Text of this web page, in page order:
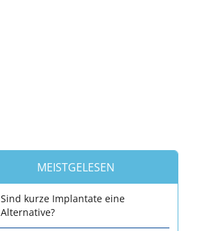
MEISTGELESEN
Sind kurze Implantate eine
Alternative?